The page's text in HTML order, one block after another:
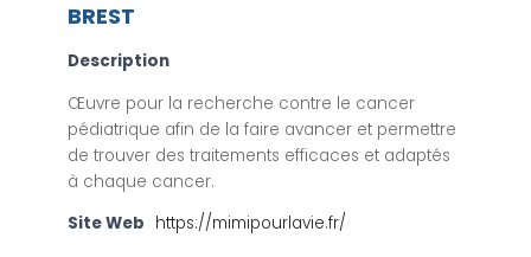
BREST
Description
Œuvre pour la recherche contre le cancer
pédiatrique afin de la faire avancer et permettre
de trouver des traitements efficaces et adaptés
à chaque cancer.
Site Web https://mimipourlavie.fr/